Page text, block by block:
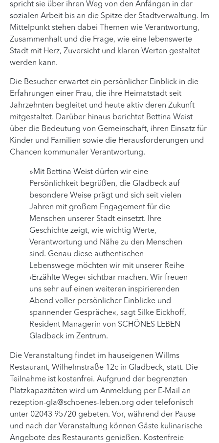
spricht sie über ihren Weg von den Anfängen in der
sozialen Arbeit bis an die Spitze der Stadtverwaltung. Im
Mittelpunkt stehen dabei Themen wie Verantwortung,
Zusammenhalt und die Frage, wie eine lebenswerte
Stadt mit Herz, Zuversicht und klaren Werten gestaltet
werden kann.
Die Besucher erwartet ein persönlicher Einblick in die
Erfahrungen einer Frau, die ihre Heimatstadt seit
Jahrzehnten begleitet und heute aktiv deren Zukunft
mitgestaltet. Darüber hinaus berichtet Bettina Weist
über die Bedeutung von Gemeinschaft, ihren Einsatz für
Kinder und Familien sowie die Herausforderungen und
Chancen kommunaler Verantwortung.
»Mit Bettina Weist dürfen wir eine
Persönlichkeit begrüßen, die Gladbeck auf
besondere Weise prägt und sich seit vielen
Jahren mit großem Engagement für die
Menschen unserer Stadt einsetzt. Ihre
Geschichte zeigt, wie wichtig Werte,
Verantwortung und Nähe zu den Menschen
sind. Genau diese authentischen
Lebenswege möchten wir mit unserer Reihe
›Erzählte Wege‹ sichtbar machen. Wir freuen
uns sehr auf einen weiteren inspirierenden
Abend voller persönlicher Einblicke und
spannender Gespräche«, sagt Silke Eickhoff,
Resident Managerin von SCHÖNES LEBEN
Gladbeck im Zentrum.
Die Veranstaltung findet im hauseigenen Willms
Restaurant, Wilhelmstraße 12c in Gladbeck, statt. Die
Teilnahme ist kostenfrei. Aufgrund der begrenzten
Platzkapazitäten wird um Anmeldung per E-Mail an
rezeption-gla@schoenes-leben.org oder telefonisch
unter 02043 95720 gebeten. Vor, während der Pause
und nach der Veranstaltung können Gäste kulinarische
Angebote des Restaurants genießen. Kostenfreie